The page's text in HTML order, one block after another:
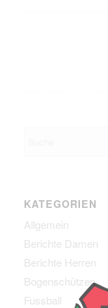
KATEGORIEN
Allgemein
Berichte Damen
Berichte Herren
Bogenschützen
Fussball